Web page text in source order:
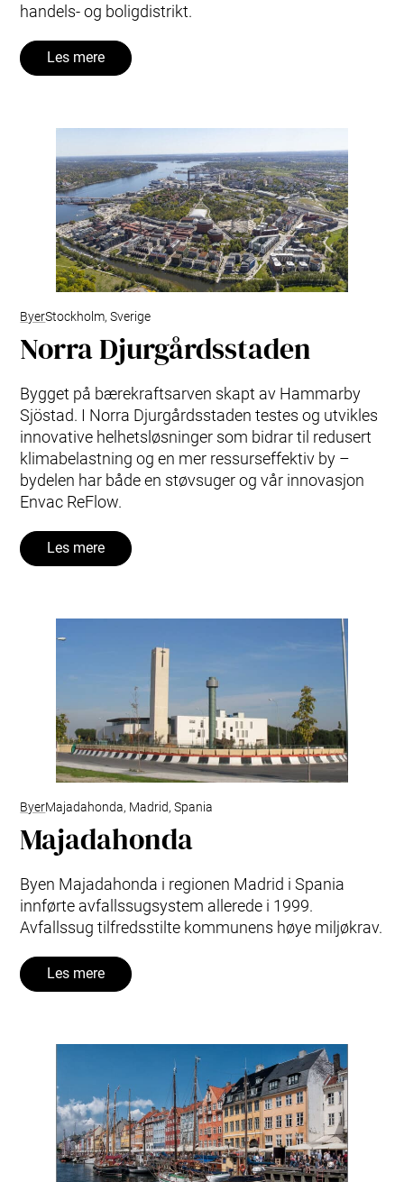
handels- og boligdistrikt.
Les mere
ByerStockholm, Sverige
Norra Djurgårdsstaden
Bygget på bærekraftsarven skapt av Hammarby
Sjöstad. I Norra Djurgårdsstaden testes og utvikles
innovative helhetsløsninger som bidrar til redusert
klimabelastning og en mer ressurseffektiv by –
bydelen har både en støvsuger og vår innovasjon
Envac ReFlow.
Les mere
ByerMajadahonda, Madrid, Spania
Majadahonda
Byen Majadahonda i regionen Madrid i Spania
innførte avfallssugsystem allerede i 1999.
Avfallssug tilfredsstilte kommunens høye miljøkrav.
Les mere